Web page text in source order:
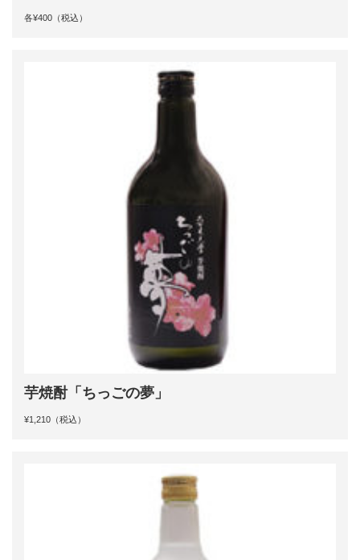
各¥400（税込）
芋焼酎「ちっごの夢」
¥1,210（税込）